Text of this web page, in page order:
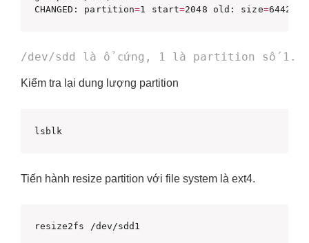
CHANGED: partition=1 start=2048 old: size=
Kiểm tra lại dung lượng partition
lsblk
Tiến hành resize partition với file system là ext4.
resize2fs /dev/sdd1